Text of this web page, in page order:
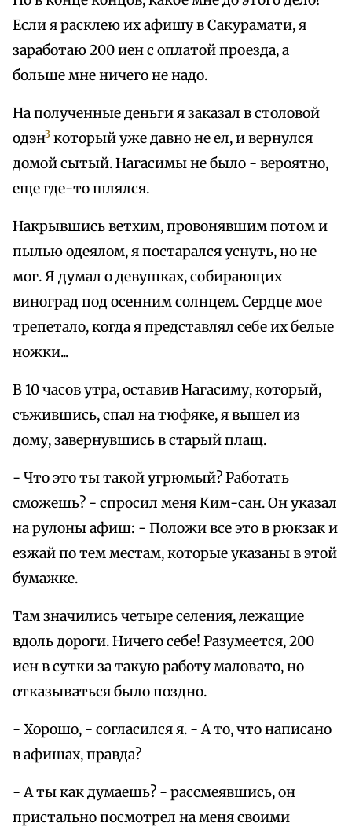
Если я расклею их афишу в Сакурамати, я
заработаю 200 иен с оплатой проезда, а
больше мне ничего не надо.
На полученные деньги я заказал в столовой
одэн3 который уже давно не ел, и вернулся
домой сытый. Нагасимы не было - вероятно,
еще где-то шлялся.
Накрывшись ветхим, провонявшим потом и
пылью одеялом, я постарался уснуть, но не
мог. Я думал о девушках, собирающих
виноград под осенним солнцем. Сердце мое
трепетало, когда я представлял себе их белые
ножки...
В 10 часов утра, оставив Нагасиму, который,
съжившись, спал на тюфяке, я вышел из
дому, завернувшись в старый плащ.
- Что это ты такой угрюмый? Работать
сможешь? - спросил меня Ким-сан. Он указал
на рулоны афиш: - Положи все это в рюкзак и
езжай по тем местам, которые указаны в этой
бумажке.
Там значились четыре селения, лежащие
вдоль дороги. Ничего себе! Разумеется, 200
иен в сутки за такую работу маловато, но
отказываться было поздно.
- Хорошо, - согласился я. - А то, что написано
в афишах, правда?
- А ты как думаешь? - рассмеявшись, он
пристально посмотрел на меня своими